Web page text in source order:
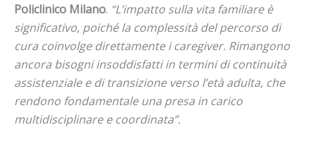
Policlinico Milano. “L’impatto sulla vita familiare è
significativo, poiché la complessità del percorso di
cura coinvolge direttamente i caregiver. Rimangono
ancora bisogni insoddisfatti in termini di continuità
assistenziale e di transizione verso l’età adulta, che
rendono fondamentale una presa in carico
multidisciplinare e coordinata”.